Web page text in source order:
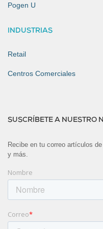
Pogen U
INDUSTRIAS
Retail
Centros Comerciales
SUSCRÍBETE A NUESTRO
Recibe en tu correo artículos
y más.
Nombre
Correo*